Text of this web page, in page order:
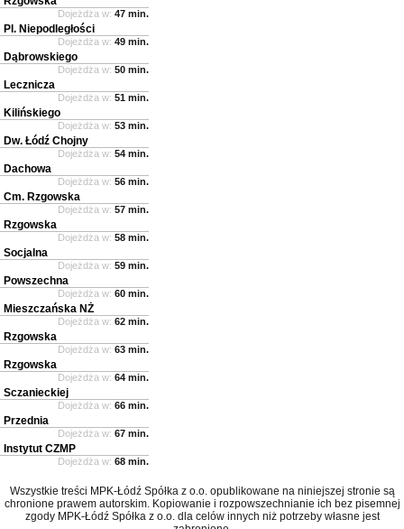
Dojeżdża w: 47 min.
Pl. Niepodległości
Dojeżdża w: 49 min.
Dąbrowskiego
Dojeżdża w: 50 min.
Lecznicza
Dojeżdża w: 51 min.
Kilińskiego
Dojeżdża w: 53 min.
Dw. Łódź Chojny
Dojeżdża w: 54 min.
Dachowa
Dojeżdża w: 56 min.
Cm. Rzgowska
Dojeżdża w: 57 min.
Rzgowska
Dojeżdża w: 58 min.
Socjalna
Dojeżdża w: 59 min.
Powszechna
Dojeżdża w: 60 min.
Mieszczańska NŻ
Dojeżdża w: 62 min.
Rzgowska
Dojeżdża w: 63 min.
Rzgowska
Dojeżdża w: 64 min.
Sczanieckiej
Dojeżdża w: 66 min.
Przednia
Dojeżdża w: 67 min.
Instytut CZMP
Dojeżdża w: 68 min.
Wszystkie treści MPK-Łódź Spółka z o.o. opublikowane na niniejszej stronie są
chronione prawem autorskim. Kopiowanie i rozpowszechnianie ich bez pisemnej
zgody MPK-Łódź Spółka z o.o. dla celów innych niż potrzeby własne jest